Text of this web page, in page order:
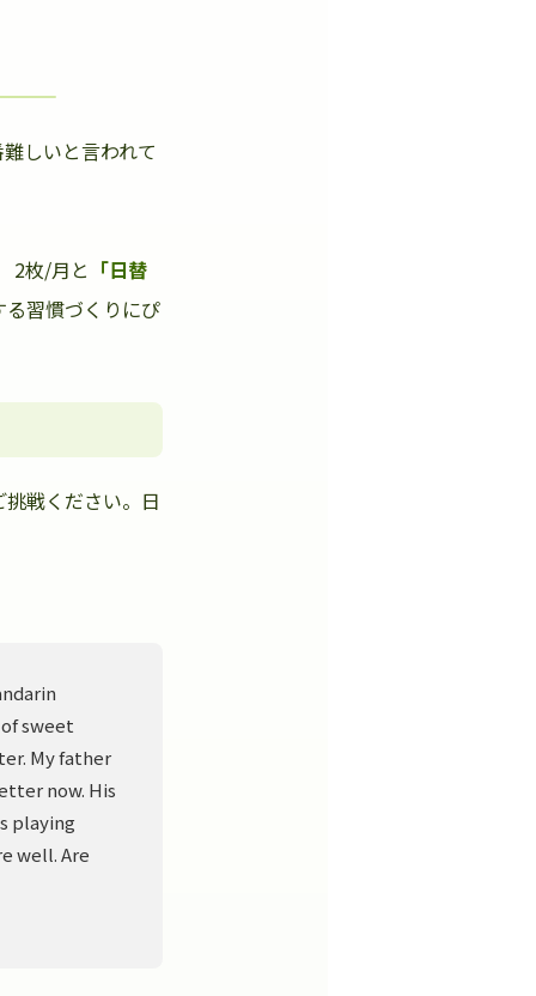
しいと言われて
2枚/月と 「日替
習慣づくりにぴ
戦ください。日
sweet
My father
now. His
playing
well. Are